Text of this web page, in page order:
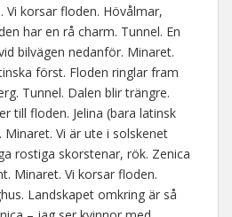
Vi korsar floden. Hövålmar,
har en rå charm. Tunnel. En
bilvägen nedanför. Minaret.
först. Floden ringlar fram
Tunnel. Dalen blir trängre.
till floden. Jelina (bara latinsk
Minaret. Vi är ute i solskenet
rostiga skorstenar, rök. Zenica
Minaret. Vi korsar floden.
Landskapet omkring är så